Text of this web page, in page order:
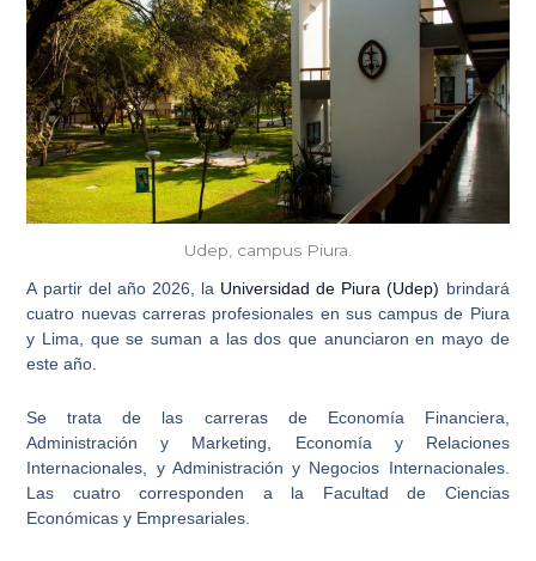
Udep, campus Piura.
A partir del año 2026, la Universidad de Piura (Udep) brindará
cuatro nuevas carreras profesionales en sus campus de Piura
y Lima, que se suman a las dos que anunciaron en mayo de
este año.
Se trata de las carreras de Economía Financiera,
Administración y Marketing, Economía y Relaciones
Internacionales, y Administración y Negocios Internacionales.
Las cuatro corresponden a la Facultad de Ciencias
Económicas y Empresariales.